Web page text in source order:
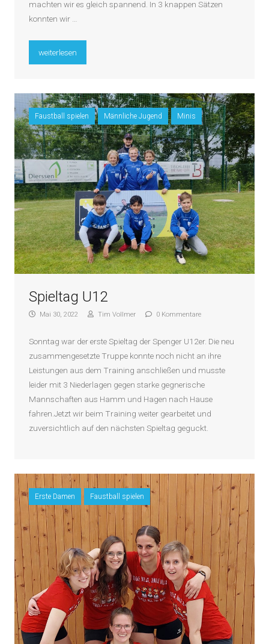
machten wir es gleich spannend. In 3 knappen Sätzen
konnten wir …
„Westfalenmeister kommt aus Spenge“
weiterlesen
Faustball spielen Männliche Jugend Minis
Spieltag U12
Mai 30, 2022 Tim Vollmer 0 Kommentare
Sonntag war der erste Spieltag der Spenger U12er. Die neu
zusammengesetzte Truppe konnte noch nicht an ihre
Leistungen aus dem Training anschließen und musste
leider mit 3 Niederlagen gegen starke gegnerische
Mannschaften aus Hamm und Hagen nach Hause
fahren.Jetzt wir beim Training weiter gearbeitet und
zuversichtlich auf den nächsten Spieltag geguckt.
Erste Damen Faustball spielen